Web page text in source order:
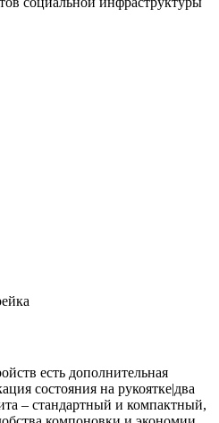
есть дополнительная
состояния на рукоятке|два
– стандартный и компактный,